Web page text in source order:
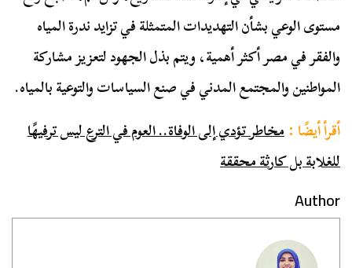
مستوى الوعي بشأن التهديدات المتمثلة في تزايد ندرة المياه
والفقر في مصر أكثر أهمية، ويتم بذل الجهود لتعزيز مشاركة
المواطنين والمجتمع المدني في صنع السياسات والتوعية بالمياه.
أقرأ أيضًا :مخاطر تؤدي إلى الوفاة.. العوم في الترع ليس ترفيهًا
للغلابة بل كارثة محققة
Author